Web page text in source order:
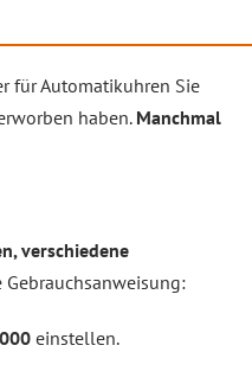
für Automatikuhren Sie
haben. Manchmal
verschiedene
einstellen.